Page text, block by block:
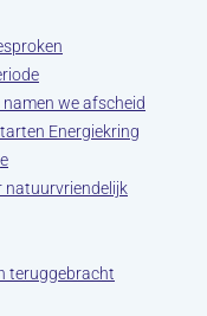
we afscheid
Energiekring
natuurvriendelijk
teruggebracht